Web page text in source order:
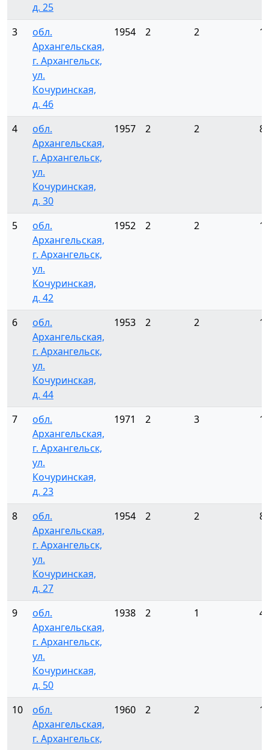
д. 25
3
обл.
Архангельская,
г. Архангельск,
ул.
Кочуринская,
д. 46
1954 2 2
4
обл.
Архангельская,
г. Архангельск,
ул.
Кочуринская,
д. 30
1957 2 2 8
5
обл.
Архангельская,
г. Архангельск,
ул.
Кочуринская,
д. 42
1952 2 2
6
обл.
Архангельская,
г. Архангельск,
ул.
Кочуринская,
д. 44
1953 2 2
7
обл.
Архангельская,
г. Архангельск,
ул.
Кочуринская,
д. 23
1971 2 3
8
обл.
Архангельская,
г. Архангельск,
ул.
Кочуринская,
д. 27
1954 2 2 8
9
обл.
Архангельская,
г. Архангельск,
ул.
Кочуринская,
д. 50
1938 2 1 4
10
обл.
Архангельская,
г. Архангельск,
1960 2 2